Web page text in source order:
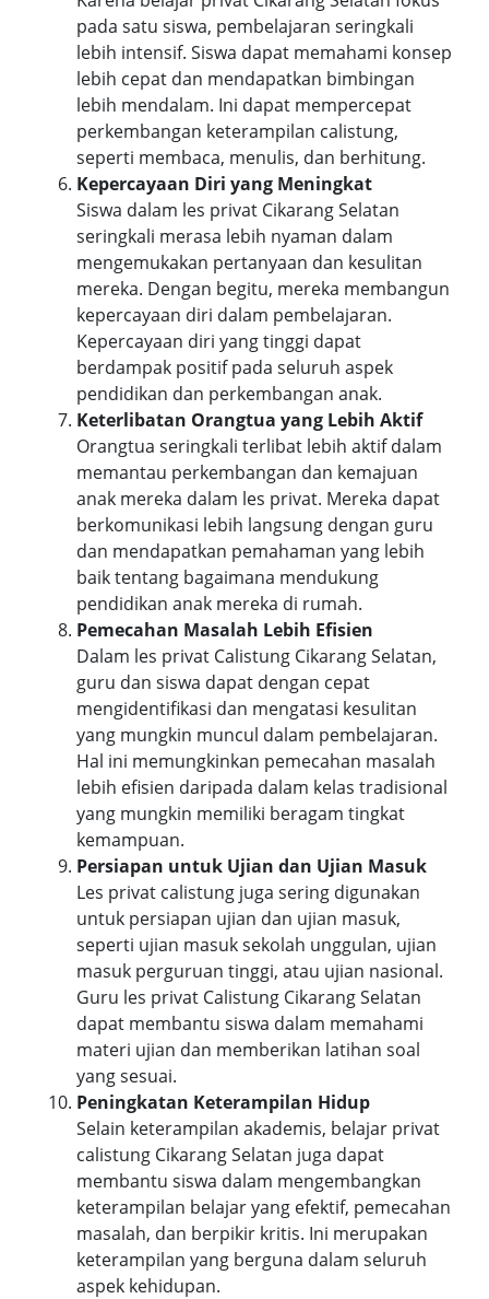
pada satu siswa, pembelajaran seringkali
lebih intensif. Siswa dapat memahami konsep
lebih cepat dan mendapatkan bimbingan
lebih mendalam. Ini dapat mempercepat
perkembangan keterampilan calistung,
seperti membaca, menulis, dan berhitung.
Kepercayaan Diri yang Meningkat
Siswa dalam les privat Cikarang Selatan
seringkali merasa lebih nyaman dalam
mengemukakan pertanyaan dan kesulitan
mereka. Dengan begitu, mereka membangun
kepercayaan diri dalam pembelajaran.
Kepercayaan diri yang tinggi dapat
berdampak positif pada seluruh aspek
pendidikan dan perkembangan anak.
Keterlibatan Orangtua yang Lebih Aktif
Orangtua seringkali terlibat lebih aktif dalam
memantau perkembangan dan kemajuan
anak mereka dalam les privat. Mereka dapat
berkomunikasi lebih langsung dengan guru
dan mendapatkan pemahaman yang lebih
baik tentang bagaimana mendukung
pendidikan anak mereka di rumah.
Pemecahan Masalah Lebih Efisien
Dalam les privat Calistung Cikarang Selatan,
guru dan siswa dapat dengan cepat
mengidentifikasi dan mengatasi kesulitan
yang mungkin muncul dalam pembelajaran.
Hal ini memungkinkan pemecahan masalah
lebih efisien daripada dalam kelas tradisional
yang mungkin memiliki beragam tingkat
kemampuan.
Persiapan untuk Ujian dan Ujian Masuk
Les privat calistung juga sering digunakan
untuk persiapan ujian dan ujian masuk,
seperti ujian masuk sekolah unggulan, ujian
masuk perguruan tinggi, atau ujian nasional.
Guru les privat Calistung Cikarang Selatan
dapat membantu siswa dalam memahami
materi ujian dan memberikan latihan soal
yang sesuai.
Peningkatan Keterampilan Hidup
Selain keterampilan akademis, belajar privat
calistung Cikarang Selatan juga dapat
membantu siswa dalam mengembangkan
keterampilan belajar yang efektif, pemecahan
masalah, dan berpikir kritis. Ini merupakan
keterampilan yang berguna dalam seluruh
aspek kehidupan.